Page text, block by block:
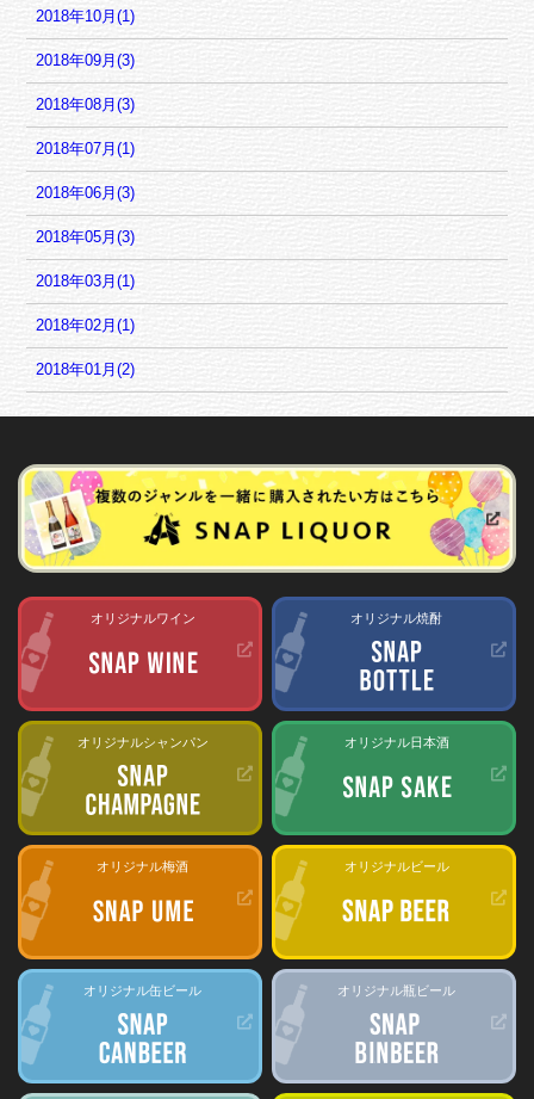
2018年10月(1)
2018年09月(3)
2018年08月(3)
2018年07月(1)
2018年06月(3)
2018年05月(3)
2018年03月(1)
2018年02月(1)
2018年01月(2)
オリジナルワイン オリジナル焼酎
オリジナルシャンパン オリジナル日本酒
オリジナル梅酒 オリジナルビール
オリジナル缶ビール オリジナル瓶ビール